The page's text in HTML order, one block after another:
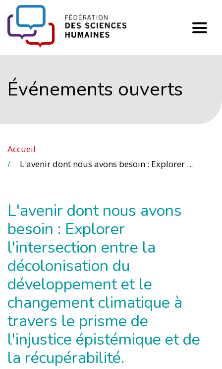
FHSS
Événements ouverts
Accueil
L'avenir dont nous avons besoin : Explorer l'intersection entre la décolonisation du développement et le changement climatique à travers le prisme de l'injustice épistémique et de la récupérabilité.
L'avenir dont nous avons
besoin : Explorer
l'intersection entre la
décolonisation du
développement et le
changement climatique à
travers le prisme de
l'injustice épistémique et de
la récupérabilité.